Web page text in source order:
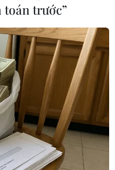
"hạ nhiệt" cuộc
hai nền kinh tế
chủ yếu tập
Quốc tăng kim
hàng công nghiệp,
thêm 200 tỷ USD
bảo vệ bản quyền,
của quyền sở hữu
toán trước”